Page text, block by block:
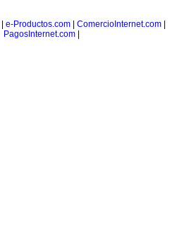
e-Productos.com ComercioInternet.com
PagosInternet.com